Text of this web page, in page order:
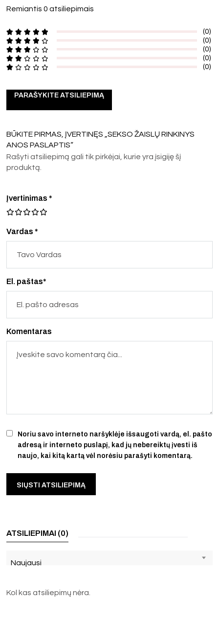
Remiantis 0 atsiliepimais
(0)
(0)
(0)
(0)
(0)
PARAŠYKITE ATSILIEPIMĄ
BŪKITE PIRMAS, ĮVERTINĘS „SEKSO ŽAISLŲ RINKINYS
ANOS PASLAPTIS“
Rašyti atsiliepimą gali tik pirkėjai, kurie yra įsigiję šį
produktą.
Vardas *
El. paštas*
Noriu savo interneto naršyklėje išsaugoti vardą, el. pašto
adresą ir interneto puslapį, kad jų nebereiktų įvesti iš
naujo, kai kitą kartą vėl norėsiu parašyti komentarą.
Įvertinimas*
Komentaras
ATSILIEPIMAI (0)
Naujausi
Kol kas atsiliepimų nėra.